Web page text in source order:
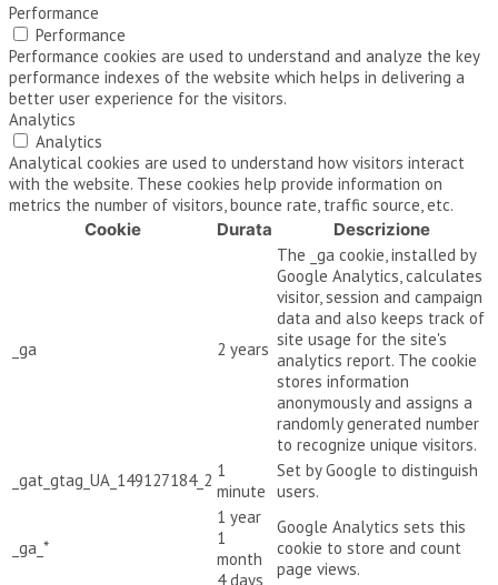
Performance
Performance
Performance cookies are used to understand and analyze the key
performance indexes of the website which helps in delivering a
better user experience for the visitors.
Analytics
Analytics
Analytical cookies are used to understand how visitors interact
with the website. These cookies help provide information on
metrics the number of visitors, bounce rate, traffic source, etc.
Cookie
Durata Descrizione
_ga 2 years
The _ga cookie, installed by
Google Analytics, calculates
visitor, session and campaign
data and also keeps track of
site usage for the site's
analytics report. The cookie
stores information
anonymously and assigns a
randomly generated number
to recognize unique visitors.
_gat_gtag_UA_149127184_2 1
minute
Set by Google to distinguish
users.
_ga_*
1 year
1
month
4 days
Google Analytics sets this
cookie to store and count
page views.